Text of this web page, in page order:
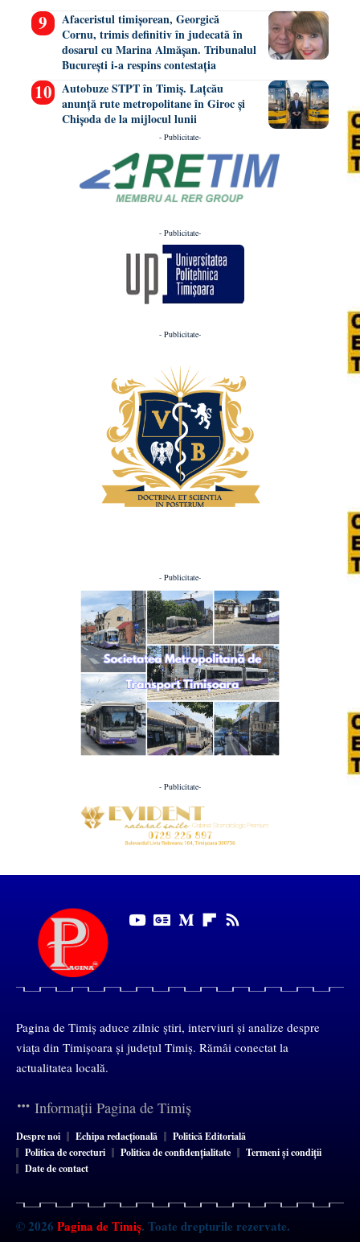
Afaceristul timișorean, Georgică
Cornu, trimis definitiv în judecată în
dosarul cu Marina Almășan. Tribunalul
București i-a respins contestația
Autobuze STPT în Timiș. Lațcău
anunță rute metropolitane în Giroc și
Chișoda de la mijlocul lunii
- Publicitate-
- Publicitate-
- Publicitate-
- Publicitate-
- Publicitate-
Pagina de Timiș aduce zilnic știri, interviuri și analize despre
viața din Timișoara și județul Timiș. Rămâi conectat la
actualitatea locală.
Informații Pagina de Timiș
Despre noi Echipa redacțională
Politică Editorială
Politica de corecturi
Politica de confidențialitate
Termeni și condiții
Date de contact
© 2026 Pagina de Timiș. Toate drepturile rezervate.